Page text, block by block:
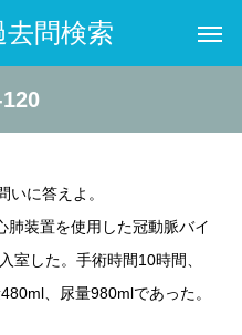
問検索
いに答えよ。
肺装置を使用した冠動脈バイ
室した。手術時間10時間、
、尿量980mlであった。